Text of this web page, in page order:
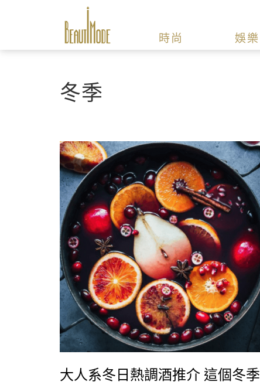
時尚 娛樂
冬季
大人系冬日熱調酒推介 這個冬季